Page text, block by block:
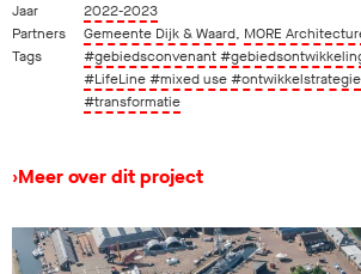
Jaar
2022-2023
Partners
Gemeente Dijk & Waard, MORE
Tags
#gebiedsconvenant
#LifeLine#mixed use#ontwikkelstrategie
#transformatie
›Meer over dit project